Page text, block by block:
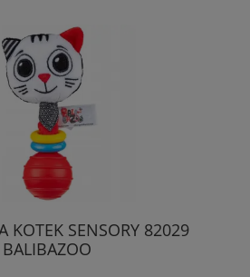
KOTEK SENSORY 82029
BALIBAZOO